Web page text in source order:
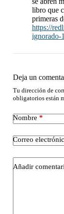
libro que
primeras
https://
ignorado-
Deja un
Tu dirección de
obligatorios están
Nombre *
Correo
Añadir